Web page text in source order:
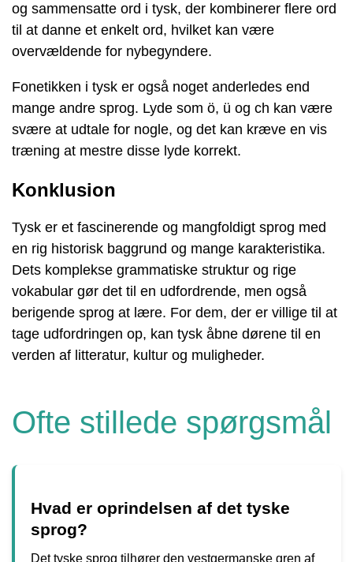
og sammensatte ord i tysk, der kombinerer flere ord
til at danne et enkelt ord, hvilket kan være
overvældende for nybegyndere.
Fonetikken i tysk er også noget anderledes end
mange andre sprog. Lyde som ö, ü og ch kan være
svære at udtale for nogle, og det kan kræve en vis
træning at mestre disse lyde korrekt.
Konklusion
Tysk er et fascinerende og mangfoldigt sprog med
en rig historisk baggrund og mange karakteristika.
Dets komplekse grammatiske struktur og rige
vokabular gør det til en udfordrende, men også
berigende sprog at lære. For dem, der er villige til at
tage udfordringen op, kan tysk åbne dørene til en
verden af ​​litteratur, kultur og muligheder.
Ofte stillede spørgsmål
Hvad er oprindelsen af det tyske
sprog?
Det tyske sprog tilhører den vestgermanske gren af